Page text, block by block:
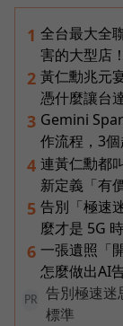
1 全台最大全
害的大型店
2 黃仁勳兆元
憑什麼讓台
3 Gemini
作流程，3
4 連黃仁勳都
新定義「有
5 告別「極速
麼才是 5G
6 一張遺照「
怎麼做出AI
PR
告別極速迷
標準